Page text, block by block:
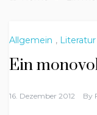
Allgemein , Literatur
Ein
16. Dezember 2012 By